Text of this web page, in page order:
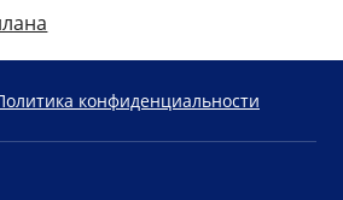
конфиденциальности